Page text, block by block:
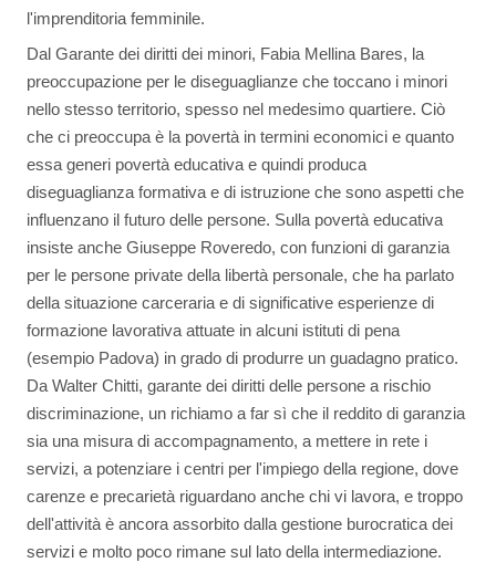
l'imprenditoria femminile.
Dal Garante dei diritti dei minori, Fabia Mellina Bares, la
preoccupazione per le diseguaglianze che toccano i minori
nello stesso territorio, spesso nel medesimo quartiere. Ciò
che ci preoccupa è la povertà in termini economici e quanto
essa generi povertà educativa e quindi produca
diseguaglianza formativa e di istruzione che sono aspetti che
influenzano il futuro delle persone. Sulla povertà educativa
insiste anche Giuseppe Roveredo, con funzioni di garanzia
per le persone private della libertà personale, che ha parlato
della situazione carceraria e di significative esperienze di
formazione lavorativa attuate in alcuni istituti di pena
(esempio Padova) in grado di produrre un guadagno pratico.
Da Walter Chitti, garante dei diritti delle persone a rischio
discriminazione, un richiamo a far sì che il reddito di garanzia
sia una misura di accompagnamento, a mettere in rete i
servizi, a potenziare i centri per l'impiego della regione, dove
carenze e precarietà riguardano anche chi vi lavora, e troppo
dell'attività è ancora assorbito dalla gestione burocratica dei
servizi e molto poco rimane sul lato della intermediazione.